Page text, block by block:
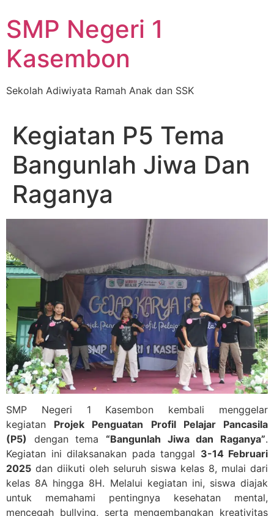
to
content
SMP Negeri 1
Kasembon
Sekolah Adiwiyata Ramah Anak dan SSK
Kegiatan P5 Tema
Bangunlah Jiwa Dan
Raganya
SMP Negeri 1 Kasembon kembali menggelar
kegiatan Projek Penguatan Profil Pelajar Pancasila
(P5) dengan tema “Bangunlah Jiwa dan Raganya”.
Kegiatan ini dilaksanakan pada tanggal 3-14 Februari
2025 dan diikuti oleh seluruh siswa kelas 8, mulai dari
kelas 8A hingga 8H. Melalui kegiatan ini, siswa diajak
untuk memahami pentingnya kesehatan mental,
mencegah bullying, serta mengembangkan kreativitas